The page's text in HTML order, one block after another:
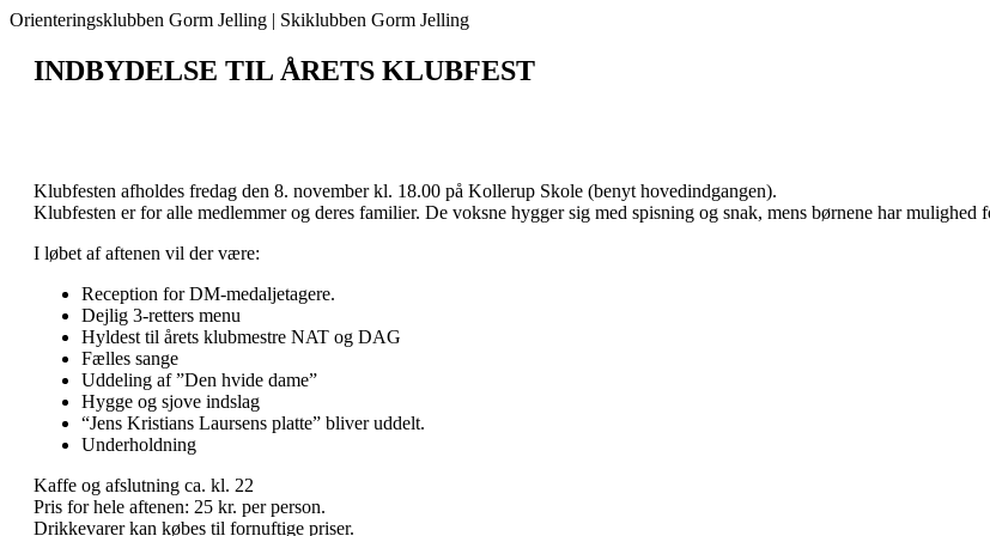
Orienteringsklubben Gorm Jelling | Skiklubben Gorm Jelling
INDBYDELSE TIL ÅRETS KLUBFEST
Klubfesten afholdes fredag den 8. november kl. 18.00 på Kollerup Skole (benyt hovedindgangen).
Klubfesten er for alle medlemmer og deres familier. De voksne hygger sig med spisning og snak, mens børnene har mulighed
I løbet af aftenen vil der være:
Reception for DM-medaljetagere.
Dejlig 3-retters menu
Hyldest til årets klubmestre NAT og DAG
Fælles sange
Uddeling af ”Den hvide dame”
Hygge og sjove indslag
“Jens Kristians Laursens platte” bliver uddelt.
Underholdning
Kaffe og afslutning ca. kl. 22
Pris for hele aftenen: 25 kr. per person.
Drikkevarer kan købes til fornuftige priser.